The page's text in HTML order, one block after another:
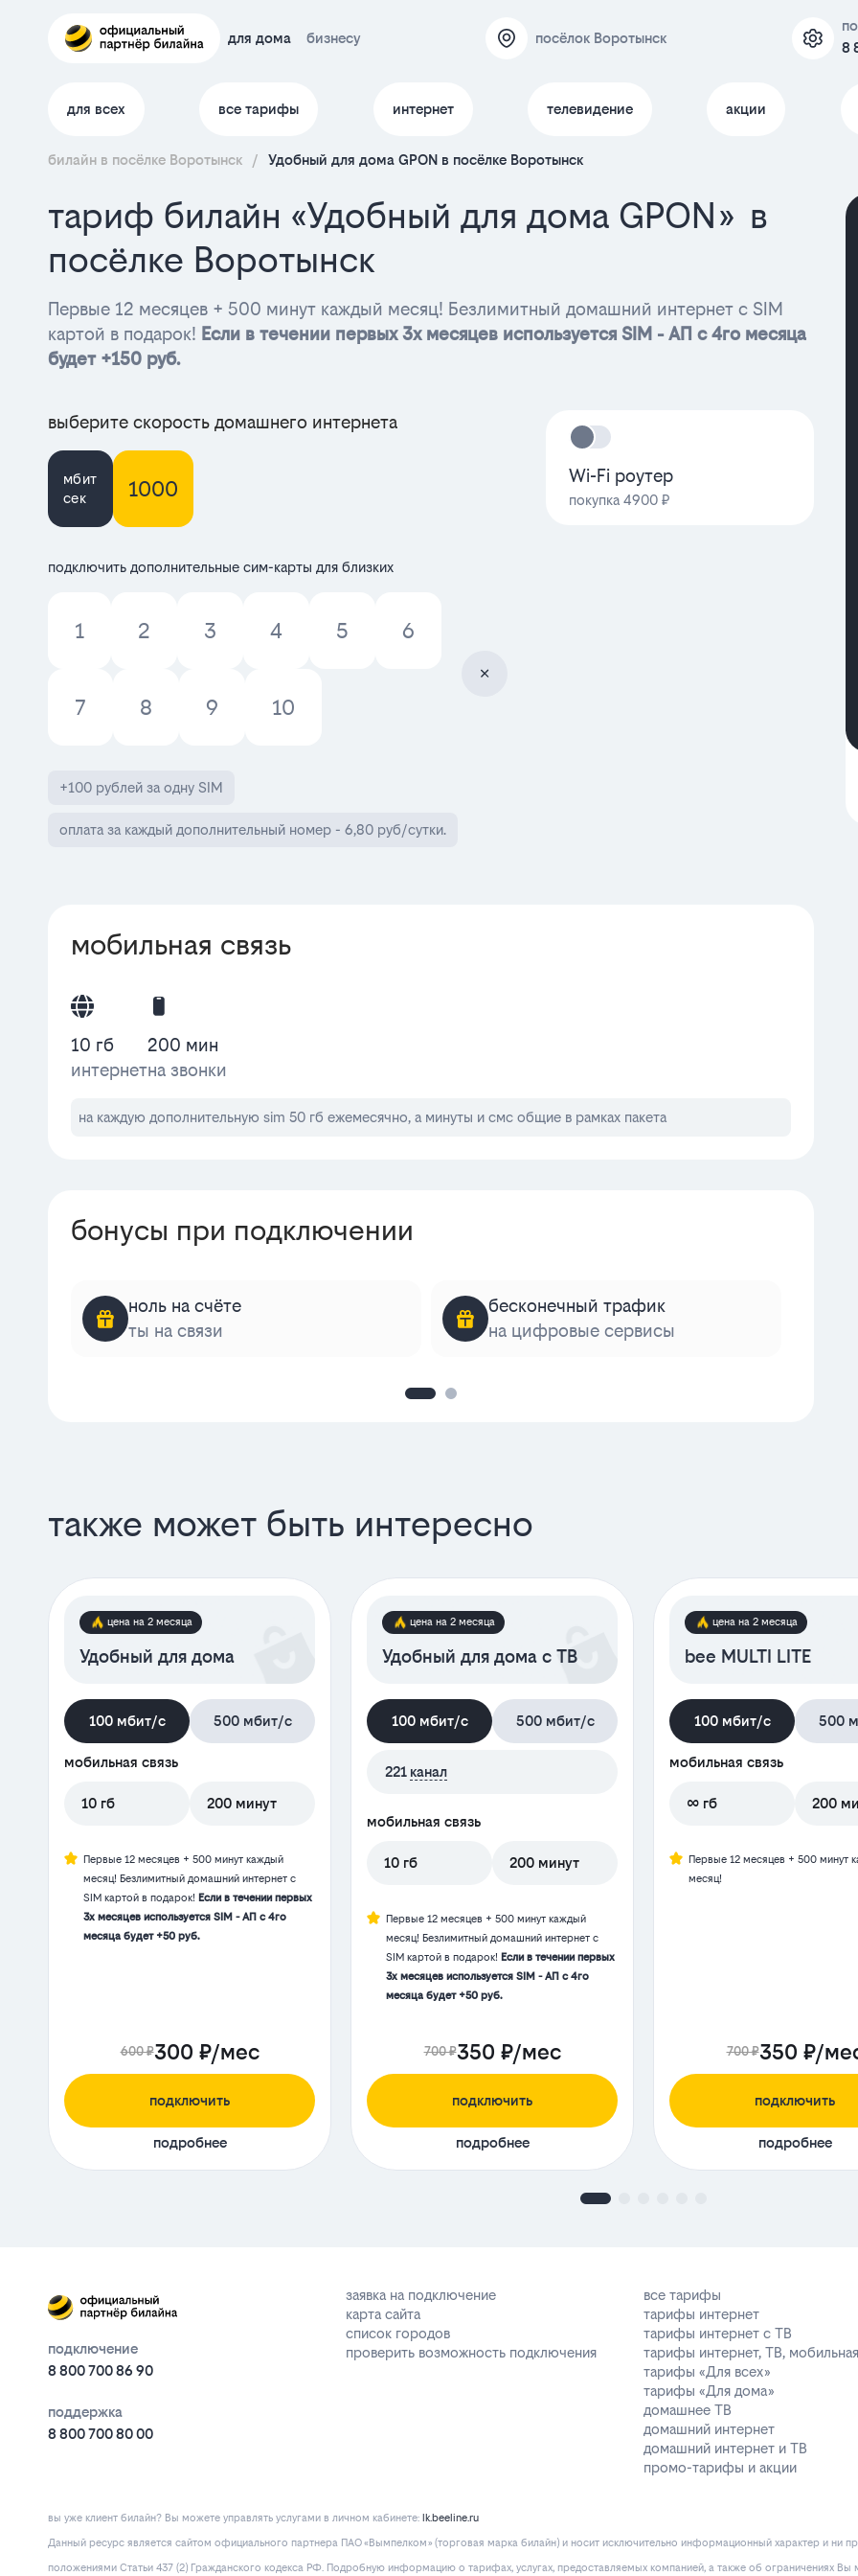
для дома бизнесу посёлок Воротынск
8
для всех все тарифы интернет телевидение акции
билайн в посёлке Воротынск / Удобный для дома GPON в посёлке Воротынск
тариф билайн «Удобный для дома GPON» в
посёлке Воротынск
Первые 12 месяцев + 500 минут каждый месяц! Безлимитный домашний интернет с SIM
картой в подарок! Если в течении первых 3х месяцев используется SIM - АП с 4го месяца
будет +150 руб.
выберите скорость домашнего интернета
мбит
сек
1000
подключить дополнительные сим-карты для близких
1 2 3 4 5 6
7 8 9 10
+100 рублей за одну SIM
оплата за каждый дополнительный номер - 6,80 руб/сутки.
Wi-Fi роутер
покупка 4900 ₽
мобильная связь
10 гб
интернет
200 мин
на звонки
на каждую дополнительную sim 50 гб ежемесячно, а минуты и смс общие в рамках пакета
бонусы при подключении
ноль на счёте
ты на связи
бесконечный трафик
на цифровые сервисы
также может быть интересно
цена на 2 месяца
Удобный для дома
100 мбит/с 500 мбит/с
мобильная связь
10 гб 200 минут
Первые 12 месяцев + 500 минут каждый
месяц! Безлимитный домашний интернет с
SIM картой в подарок! Если в течении первых
3х месяцев используется SIM - АП с 4го
месяца будет +50 руб.
600 ₽300 ₽/мес
подключить
подробнее
цена на 2 месяца
Удобный для дома с ТВ
100 мбит/с 500 мбит/с
221 канал
мобильная связь
10 гб 200 минут
Первые 12 месяцев + 500 минут каждый
месяц! Безлимитный домашний интернет с
SIM картой в подарок! Если в течении первых
3х месяцев используется SIM - АП с 4го
месяца будет +50 руб.
700 ₽350 ₽/мес
подключить
подробнее
цена на 2 месяца
bee MULTI LITE
100 мбит/с 500
мобильная связь
∞ гб 200
Первые 12 месяцев + 500 минут
месяц!
700 ₽350 ₽/
подключить
подробнее
подключение
8 800 700 86 90
поддержка
8 800 700 80 00
заявка на подключение
карта сайта
список городов
проверить возможность подключения
все тарифы
тарифы интернет
тарифы интернет с ТВ
тарифы интернет, ТВ,
тарифы «Для всех»
тарифы «Для дома»
домашнее ТВ
домашний интернет
домашний интернет и ТВ
промо-тарифы и акции
вы уже клиент билайн? Вы можете управлять услугами в личнoм кaбинeтe:
lk.beeline.ru
Данный ресурс является сайтом официального партнера ПАО «Вымпелком» (торговая марка билайн) и носит исключительно информационный характер и ни
положениями Статьи 437 (2) Гражданского кодекса РФ. Подробную информацию о тарифах, услугах, предоставляемых компанией, а также об ограничениях Вы